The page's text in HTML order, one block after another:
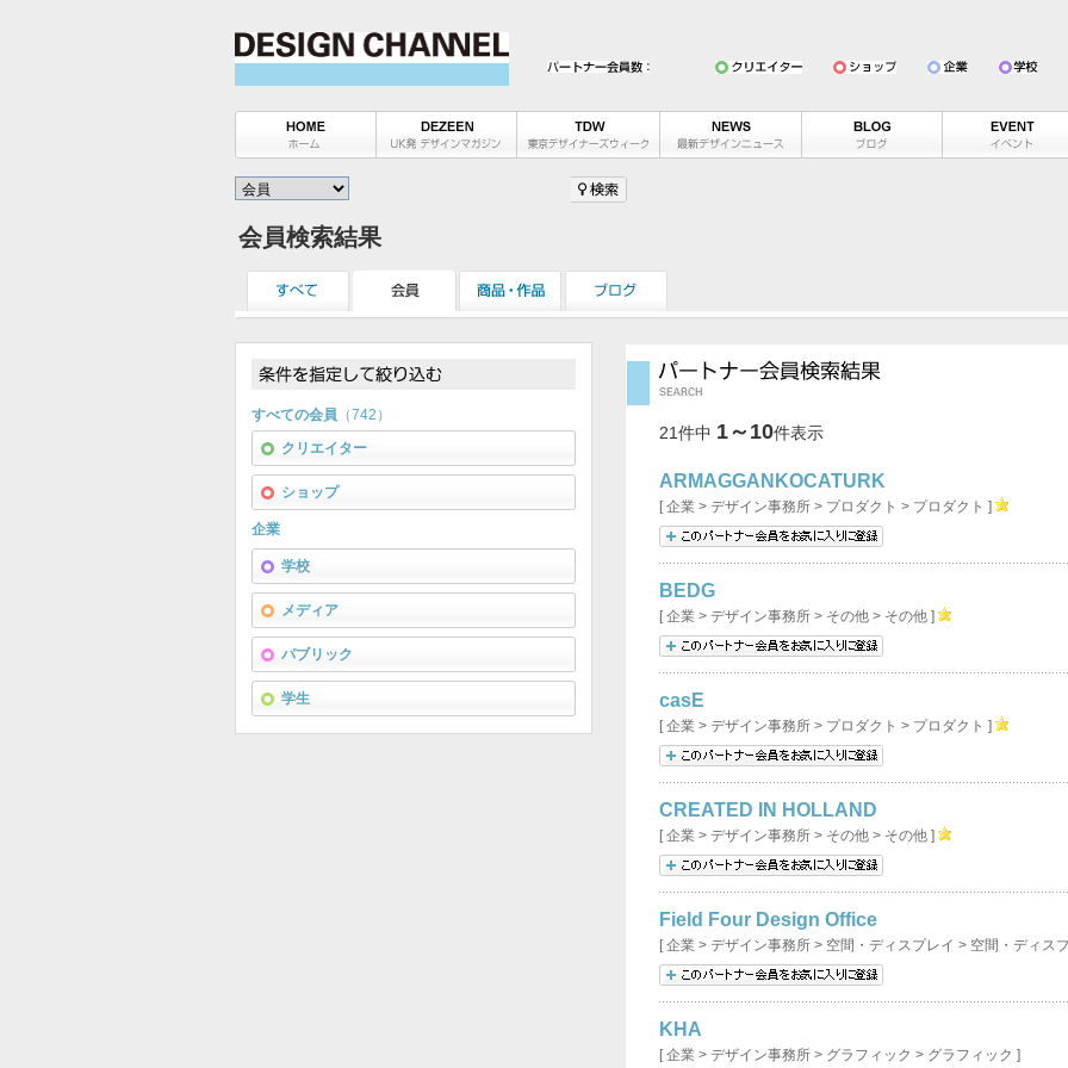
会員検索結果
21件中 1～10件表示
ARMAGGANKOCATURK
[ 企業 > デザイン事務所 > プロダクト > プロダクト ]
BEDG
[ 企業 > デザイン事務所 > その他 > その他 ]
casE
[ 企業 > デザイン事務所 > プロダクト > プロダクト ]
CREATED IN HOLLAND
[ 企業 > デザイン事務所 > その他 > その他 ]
Field Four Design Office
[ 企業 > デザイン事務所 > 空間・ディスプレイ > 空間・ディス
KHA
[ 企業 > デザイン事務所 > グラフィック > グラフィック ]
カテゴリーを選ぶ
会員カテゴリーを選ぶ
エリアを選ぶ 年代を選ぶ
すべての会員 （742）
クリエイター
ショップ
企業
学校
メディア
パブリック
学生